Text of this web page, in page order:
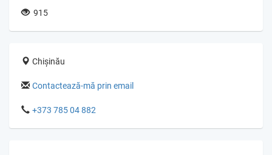
915
Chișinău
Contactează-mă prin email
+373 785 04 882